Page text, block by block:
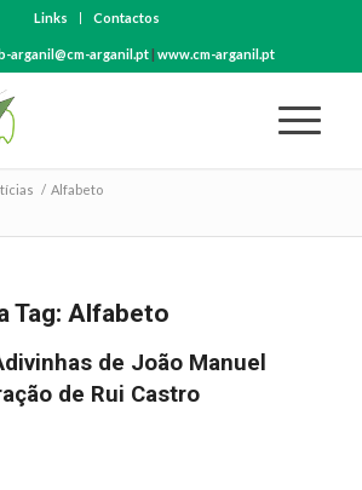
Links Contactos
arganil@cm-arganil.pt| www.cm-arganil.pt
/ Alfabeto
Tag: Alfabeto
de João Manuel
de Rui Castro